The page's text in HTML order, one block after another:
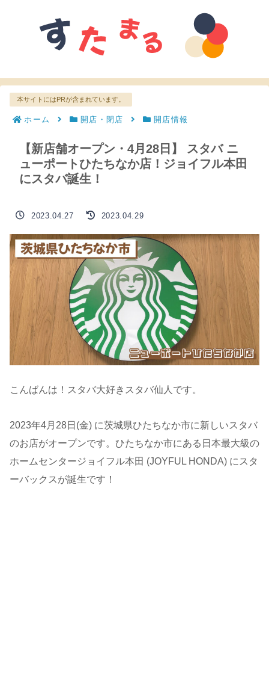
本サイトにはPRが含まれています。
ホーム 開店・閉店 開店情報
【新店舗オープン・4月28日】 スタバ ニ
ューポートひたちなか店！ジョイフル本田
にスタバ誕生！
2023.04.27 2023.04.29
こんばんは！スタバ大好きスタバ仙人です。
2023年4月28日(金) に茨城県ひたちなか市に新しいスタバ
のお店がオープンです。ひたちなか市にある日本最大級の
ホームセンタージョイフル本田 (JOYFUL HONDA) にスタ
ーバックスが誕生です！